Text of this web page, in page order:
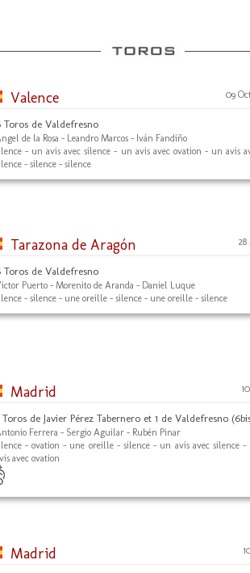
Valence 09
Toros de Valdefresno
de la Rosa - Leandro Marcos - Iván Fandiño
- un avis avec silence - un avis avec ovation - un avis
- silence - silence
Tarazona de Aragón 28
Toros de Valdefresno
Puerto - Morenito de Aranda - Daniel Luque
- silence - une oreille - silence - une oreille - silence
Madrid
Toros de Javier Pérez Tabernero et 1 de Valdefresno
Ferrera - Sergio Aguilar - Rubén Pinar
- ovation - une oreille - silence - un avis avec silence -
avec ovation
Madrid